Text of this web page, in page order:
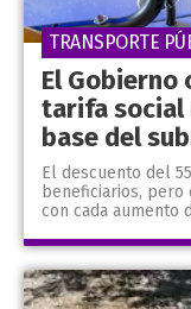
El Gobierno
tarifa social
base del
El descuento del
beneficiarios, pero
con cada aumento
TRANSPORTE